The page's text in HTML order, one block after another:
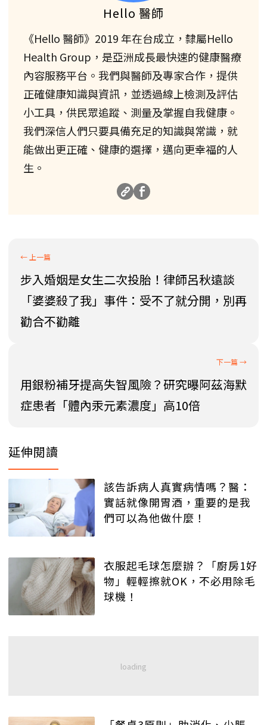
Hello 醫師
《Hello 醫師》2019 年在台成立，隸屬Hello
Health Group，是亞洲成長最快速的健康醫療
內容服務平台。我們與醫師及專家合作，提供
正確健康知識與資訊，並透過線上檢測及評估
小工具，供民眾追蹤、測量及掌握自我健康。
我們深信人們只要具備充足的知識與常識，就
能做出更正確、健康的選擇，邁向更幸福的人
生。
步入婚姻是女生二次投胎！律師呂秋遠談
「婆婆殺了我」事件：受不了就分開，別再
勸合不勸離
用銀粉補牙提高失智風險？研究曝阿茲海默
症患者「體內汞元素濃度」高10倍
延伸閱讀
該告訴病人真實病情嗎？醫：
實話就像開胃酒，重要的是我
們可以為他做什麼！
衣服起毛球怎麼辦？「廚房1好
物」輕輕擦就OK，不必用除毛
球機！